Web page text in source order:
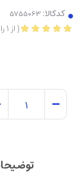
کدکالا:
(از1